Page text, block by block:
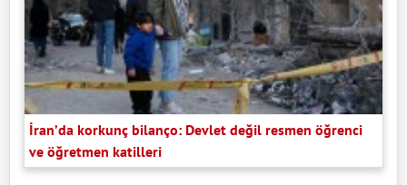
İran’da korkunç bilanço: Devlet değil resmen öğrenci
ve öğretmen katilleri